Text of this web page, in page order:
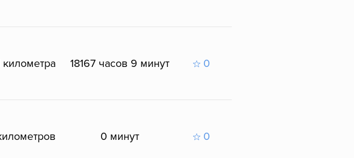
километра 18167 часов 9 минут 0
0 минут 0